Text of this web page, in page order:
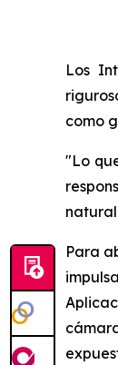
Los
como
"Lo
Para